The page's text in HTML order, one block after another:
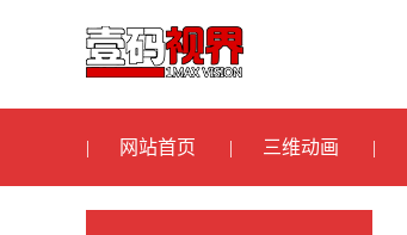
网站首页 三维动画